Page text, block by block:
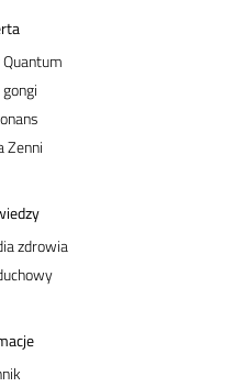
Zenni
zdrowia